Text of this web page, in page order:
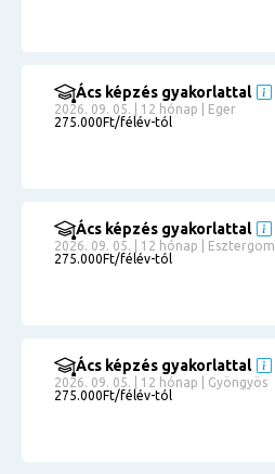
Ács képzés gyakorlattal
2026. 09. 05. | 12 hónap | Eger
275.000Ft/félév-tól
Ács képzés gyakorlattal
2026. 09. 05. | 12 hónap | Esztergom
275.000Ft/félév-tól
Ács képzés gyakorlattal
2026. 09. 05. | 12 hónap | Gyöngyös
275.000Ft/félév-tól